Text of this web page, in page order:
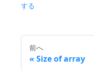
する
前へ
Size of array